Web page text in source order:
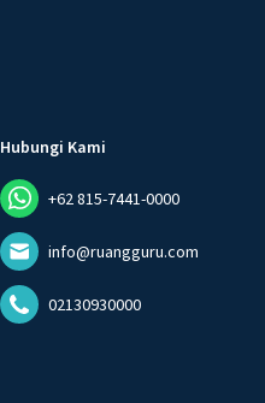
Hubungi Kami
+62 815-7441-0000
info@ruangguru.com
02130930000